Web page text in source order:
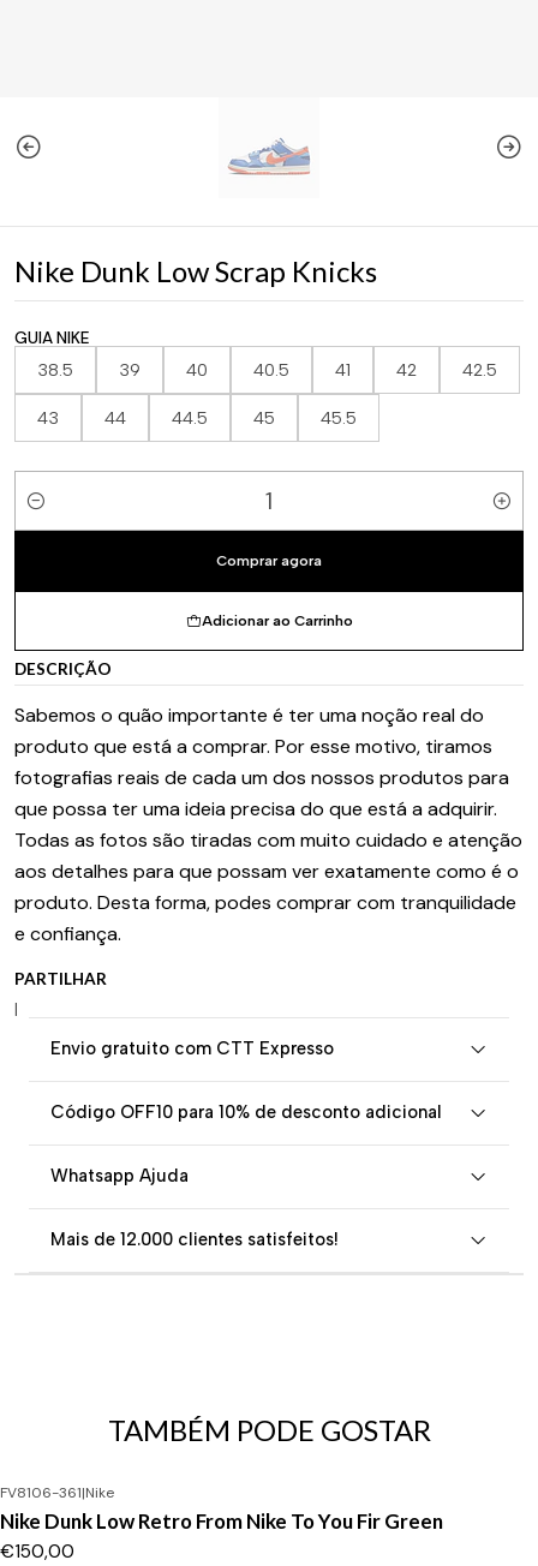
Nike Dunk Low Scrap Knicks
GUIA NIKE
38.5 39 40 40.5 41 42 42.5
43 44 44.5 45 45.5
Quantidade
Adicionar ao Carrinho
Comprar agora
DESCRIÇÃO
Sabemos o quão importante é ter uma noção real do
produto que está a comprar. Por esse motivo, tiramos
fotografias reais de cada um dos nossos produtos para
que possa ter uma ideia precisa do que está a adquirir.
Todas as fotos são tiradas com muito cuidado e atenção
aos detalhes para que possam ver exatamente como é o
produto. Desta forma, podes comprar com tranquilidade
e confiança.
PARTILHAR
|
Envio gratuito com CTT Expresso
Código OFF10 para 10% de desconto adicional
Whatsapp Ajuda
Mais de 12.000 clientes satisfeitos!
TAMBÉM PODE GOSTAR
FV8106-361|Nike
Nike Dunk Low Retro From Nike To You Fir Green
€150,00